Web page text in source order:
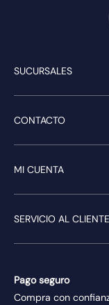
SUCURSALES
CONTACTO
MI CUENTA
SERVICIO AL CLIENTE
Pago seguro
Compra con